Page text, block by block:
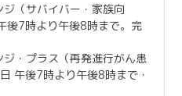
（サバイバー・家族向
後7時より午後8時まで。完
・プラス（再発進行がん患
午後7時より午後8時まで・